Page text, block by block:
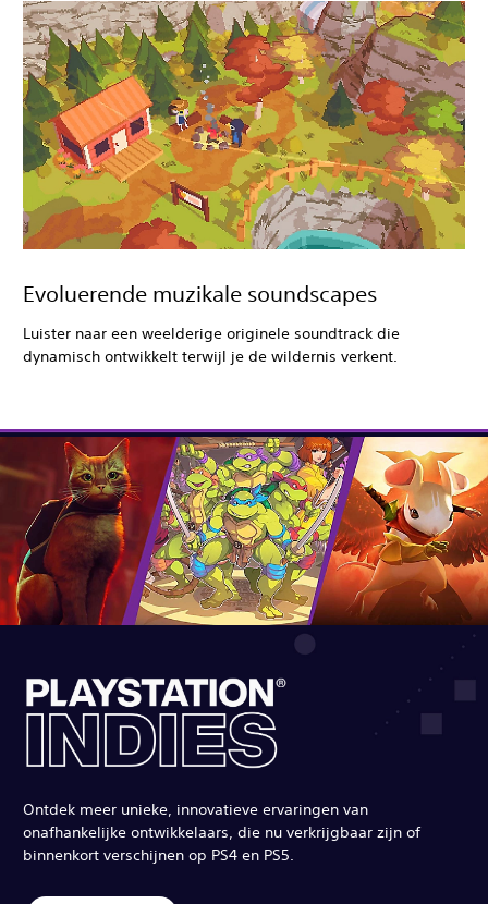
Evoluerende muzikale soundscapes
Luister naar een weelderige originele soundtrack die
dynamisch ontwikkelt terwijl je de wildernis verkent.
Ontdek meer unieke, innovatieve ervaringen van
onafhankelijke ontwikkelaars, die nu verkrijgbaar zijn of
binnenkort verschijnen op PS4 en PS5.